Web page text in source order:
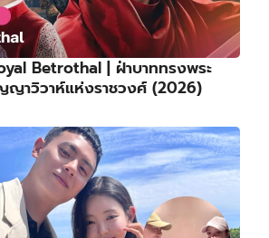
Betrothal | ฝ่าบาททรงพระ
าวิวาห์แห่งราชวงศ์ (2026)